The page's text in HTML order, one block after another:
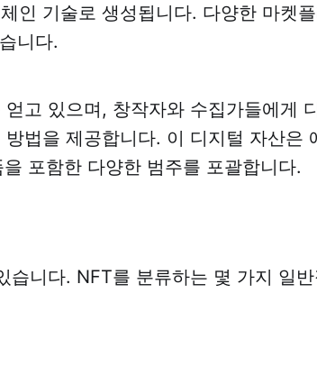
인 기술로 생성됩니다. 다양한 마켓
니다.
고 있으며, 창작자와 수집가들에게
법을 제공합니다. 이 디지털 자산은
포함한 다양한 범주를 포괄합니다.
니다. NFT를 분류하는 몇 가지 일반